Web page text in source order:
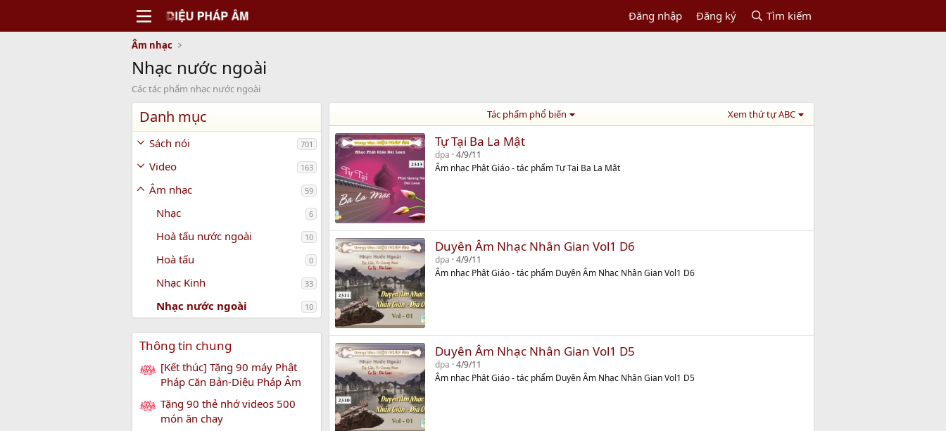
Đăng nhập Đăng ký Tìm kiếm
Âm nhạc
Nhạc nước ngoài
Các tác phẩm nhạc nước ngoài
Danh mục
Sách nói 701
Video 163
Âm nhạc 59
Nhạc 6
Hoà tấu nước ngoài 10
Hoà tấu 0
Nhạc Kinh 33
Nhạc nước ngoài 10
Thông tin chung
[Kết thúc] Tặng 90 máy Phật
Pháp Căn Bản-Diệu Pháp Âm
Tặng 90 thẻ nhớ videos 500
món ăn chay
Tác phẩm phổ biến Xem thứ tự ABC
Tự Tại Ba La Mật
dpa 4/9/11
Âm nhạc Phật Giáo - tác phẩm Tự Tại Ba La Mật
Duyên Âm Nhạc Nhân Gian Vol1 D6
dpa 4/9/11
Âm nhạc Phật Giáo - tác phẩm Duyên Âm Nhạc Nhân Gian Vol1 D6
Duyên Âm Nhạc Nhân Gian Vol1 D5
dpa 4/9/11
Âm nhạc Phật Giáo - tác phẩm Duyên Âm Nhạc Nhân Gian Vol1 D5